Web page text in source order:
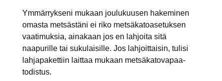
Ymmärrykseni mukaan joulukuusen hakeminen
omasta metsästäni ei riko metsäkatoasetuksen
vaatimuksia, ainakaan jos en lahjoita sitä
naapurille tai sukulaisille. Jos lahjoittaisin, tulisi
lahjapakettiin laittaa mukaan metsäkatovapaa-
todistus.